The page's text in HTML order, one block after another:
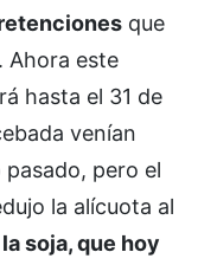
que
Ahora este
hasta el 31 de
venían
pero el
la alícuota al
soja, que hoy